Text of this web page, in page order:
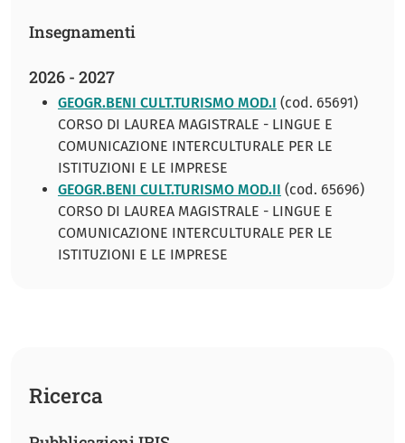
Insegnamenti
2026 - 2027
GEOGR.BENI CULT.TURISMO MOD.I (cod. 65691)
CORSO DI LAUREA MAGISTRALE - LINGUE E
COMUNICAZIONE INTERCULTURALE PER LE
ISTITUZIONI E LE IMPRESE
GEOGR.BENI CULT.TURISMO MOD.II (cod. 65696)
CORSO DI LAUREA MAGISTRALE - LINGUE E
COMUNICAZIONE INTERCULTURALE PER LE
ISTITUZIONI E LE IMPRESE
Ricerca